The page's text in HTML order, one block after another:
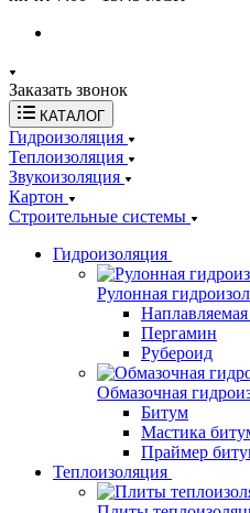
Заказать звонок
КАТАЛОГ
Гидроизоляция
Теплоизоляция
Звукоизоляция
Картон
Строительные системы
Гидроизоляция
Рулонная
Пергамин
Рубероид
Обмазочная
Битум
Мастика
Праймер
Теплоизоляция